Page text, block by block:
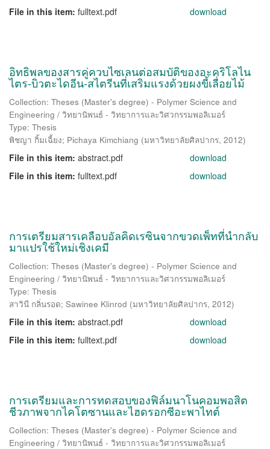
File in this item: fulltext.pdf download
อิทธิพลของสารคู่ควบไซเลนต่อสมบัติของอะคริโลไน
ไตร-บิวตะไดอีน-สไตรีนที่เสริมแรงด้วยผงขี้เลื่อยไม้
Collection: Theses (Master's degree) - Polymer Science and
Engineering / วิทยานิพนธ์ - วิทยาการและวิศวกรรมพอลิเมอร์
Type: Thesis
พิชญา กิ้มเฉี้ยง; Pichaya Kimchiang (มหาวิทยาลัยศิลปากร, 2012)
File in this item: abstract.pdf
download
File in this item: fulltext.pdf download
การเตรียมสารเคลือบอัลคิดเรซินจากขวดเพ็ทที่นำกลับ
มาแปรใช้ใหม่เชิงเคมี
Collection: Theses (Master's degree) - Polymer Science and
Engineering / วิทยานิพนธ์ - วิทยาการและวิศวกรรมพอลิเมอร์
Type: Thesis
สาวินี กลิ่นรอด; Sawinee Klinrod (มหาวิทยาลัยศิลปากร, 2012)
File in this item: abstract.pdf
download
File in this item: fulltext.pdf download
การเตรียมและการทดสอบของฟิล์มนาโนคอมพอสิต
ชีวภาพจากไคโตซานและไฮดรอกซีอะพาไทต์
Collection: Theses (Master's degree) - Polymer Science and
Engineering / วิทยานิพนธ์ - วิทยาการและวิศวกรรมพอลิเมอร์